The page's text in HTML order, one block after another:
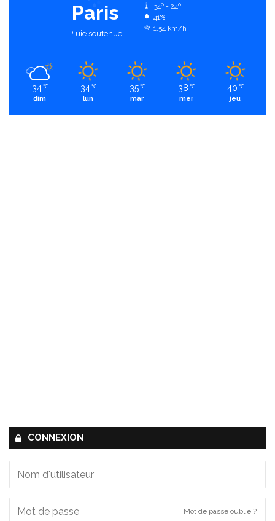
Paris
Pluie soutenue
34º - 24º
41%
1.54 km/h
34 ℃
dim
34 ℃
lun
35 ℃
mar
38 ℃
mer
40 ℃
jeu
CONNEXION
Mot de passe oublié ?